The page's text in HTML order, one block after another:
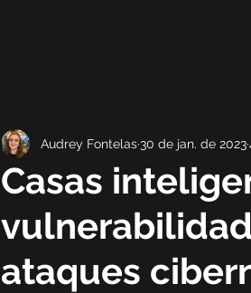
Casas
ataques
Audrey Fontelas30 de jan. de 2023